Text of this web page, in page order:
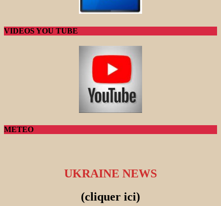
VIDEOS YOU TUBE
METEO
UKRAINE NEWS
(cliquer ici)